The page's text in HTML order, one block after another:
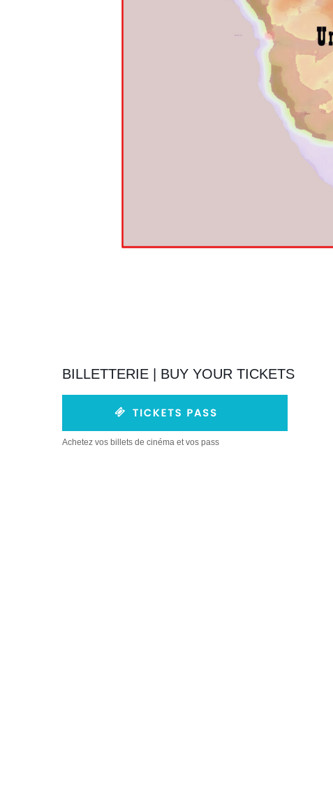
BILLETTERIE | BUY YOUR TICKETS
Achetez vos billets de cinéma et vos pass